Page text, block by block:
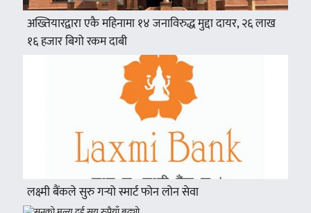
अख्तियारद्वारा एकै महिनामा १४ जनाविरुद्ध मुद्दा दायर, २६ लाख
१६ हजार बिगो रकम दाबी
लक्ष्मी बैंकले सुरु गर्‍यो स्मार्ट फोन लोन सेवा